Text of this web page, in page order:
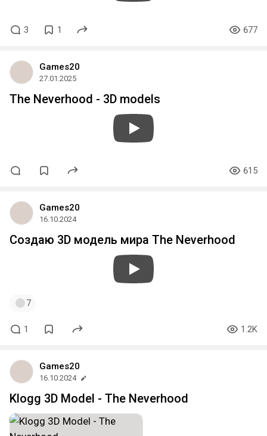
3 1 677
Games20
27.01.2025
The Neverhood - 3D models
615
Games20
16.10.2024
Создаю 3D модель мира The Neverhood
7
1 1.2K
Games20
16.10.2024
Klogg 3D Model - The Neverhood